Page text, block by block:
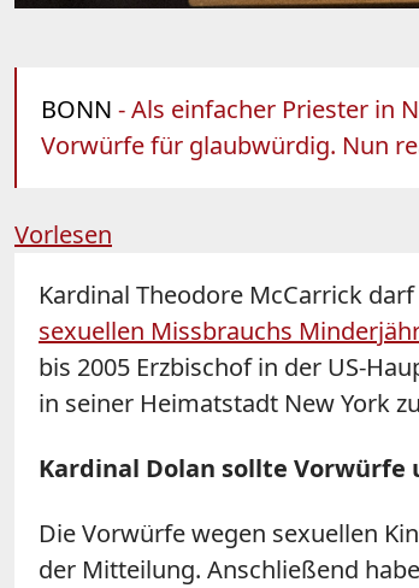
BONN - Als einfacher Priester in
Vorwürfe für glaubwürdig. Nun
Vorlesen
Kardinal Theodore McCarrick
sexuellen Missbrauchs
bis 2005 Erzbischof in der US-
in seiner Heimatstadt New York
Kardinal Dolan sollte Vorwürfe
Die Vorwürfe wegen sexuellen
der Mitteilung. Anschließend